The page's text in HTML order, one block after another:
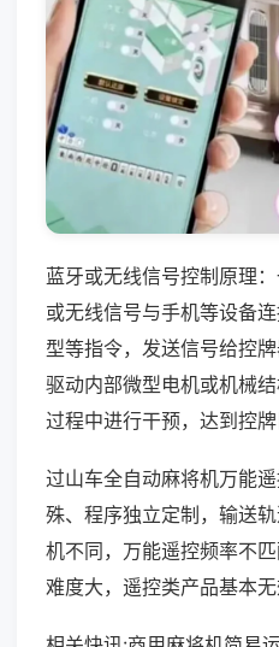
蓝牙或无线信号控制原理
或无线信号与手机等设备
型等指令，发送信号给控
驱动内部微型电机或机械
过程中进行干预，达到控牌
过山车全自动麻将机万能
殊、程序独立定制，输送
机不同，万能遥控频率不
难度大，遥控类产品基本无